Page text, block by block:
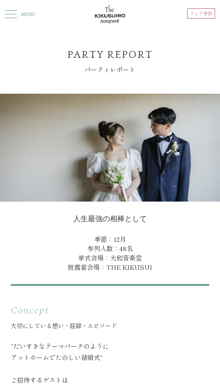
フェア予約
PARTY REPORT
パーティレポート
人生最強の相棒として
季節：12月
参列人数：48名
挙式会場：大和音楽堂
披露宴会場：THE KIKUSUI
Concept
大切にしている想い・経緯・エピソード
“だいすきなテーマパークのように
アットホームでたのしい結婚式“
ご招待するゲストは